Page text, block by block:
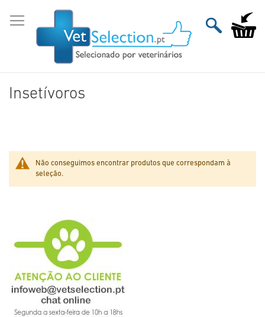
para
Conteúdo
O Meu
Insetívoros
Não conseguimos encontrar produtos que correspondam à
seleção.